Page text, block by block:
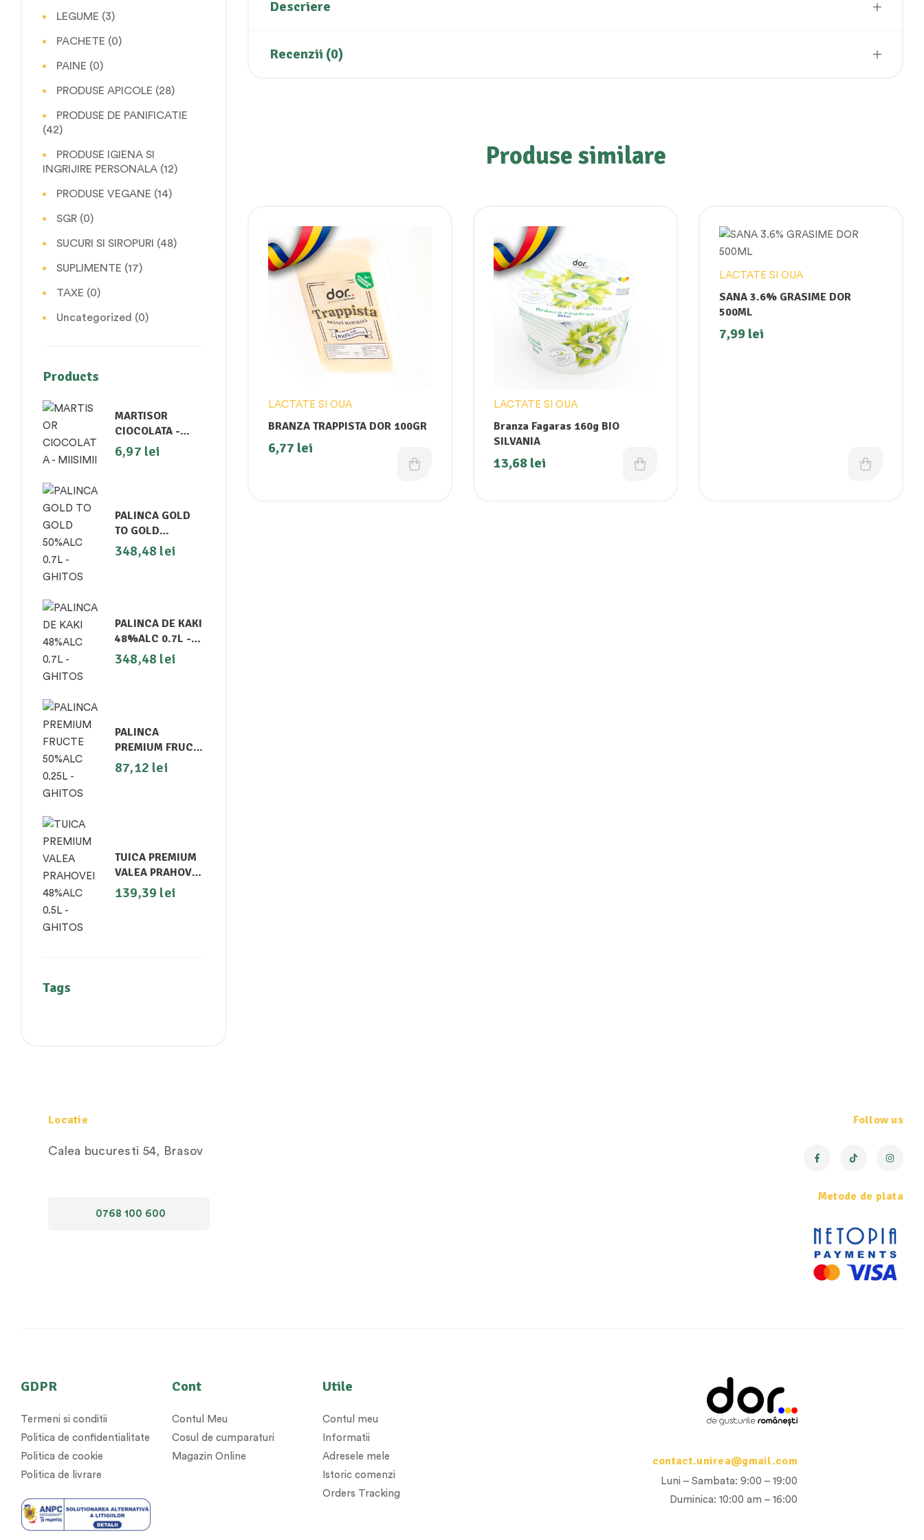
Descriere
Recenzii (0)
Produse similare
LACTATE SI OUA
BRANZA TRAPPISTA DOR 100GR
6,77 lei
LACTATE SI OUA
Branza Fagaras 160g BIO
SILVANIA
13,68 lei
LACTATE SI OUA
SANA 3.6% GRASIME DOR
500ML
7,99 lei
LEGUME (3)
PACHETE (0)
PAINE (0)
PRODUSE APICOLE (28)
PRODUSE DE PANIFICATIE
(42)
PRODUSE IGIENA SI
INGRIJIRE PERSONALA (12)
PRODUSE VEGANE (14)
SGR (0)
SUCURI SI SIROPURI (48)
SUPLIMENTE (17)
TAXE (0)
Uncategorized (0)
Products
MARTISOR
CIOCOLATA -
MIISIMII
6,97 lei
PALINCA GOLD
TO GOLD
50%ALC 0.7L -
GHITOS
348,48 lei
PALINCA DE KAKI
48%ALC 0.7L -
GHITOS
348,48 lei
PALINCA
PREMIUM FRUCTE
50%ALC 0.25L -
GHITOS
87,12 lei
TUICA PREMIUM
VALEA PRAHOVEI
48%ALC 0.5L -
GHITOS
139,39 lei
Tags
Locatie
Calea bucuresti 54, Brasov
0768 100 600
Follow us
Metode de plata
GDPR
Termeni si conditii
Politica de confidentialitate
Politica de cookie
Politica de livrare
Cont
Contul Meu
Cosul de cumparaturi
Magazin Online
Utile
Contul meu
Informatii
Adresele mele
Istoric comenzi
Orders Tracking
contact.unirea@gmail.com
Luni – Sambata: 9:00 – 19:00
Duminica: 10:00 am – 16:00